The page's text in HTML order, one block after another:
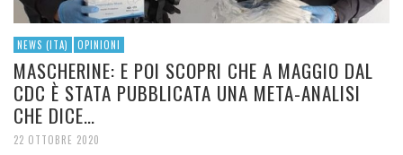
NEWS (ITA) OPINIONI
MASCHERINE: E POI SCOPRI CHE A MAGGIO DAL
CDC È STATA PUBBLICATA UNA META-ANALISI
CHE DICE…
22 OTTOBRE 2020